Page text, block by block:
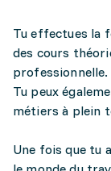
Tu effectues la
des cours
Tu peux
métiers à plein
Une fois que tu